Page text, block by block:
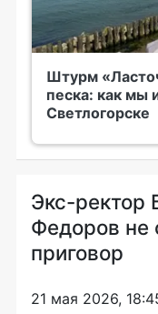
Штурм
песка: как мы
Светлогорске
Экс-ректор
Федоров не
приговор
21 мая 2026,